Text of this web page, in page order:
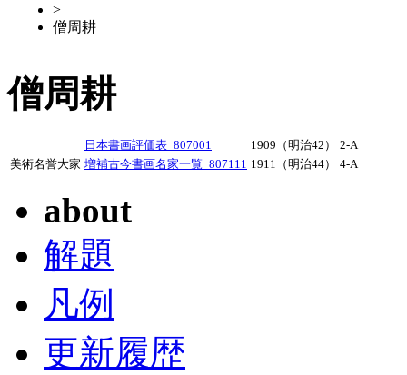
>
僧周耕
僧周耕
日本書画評価表_807001 1909（明治42）
2-A
美術名誉大家 増補古今書画名家一覧_807111 1911（明治44） 4-A
about
解題
凡例
更新履歴